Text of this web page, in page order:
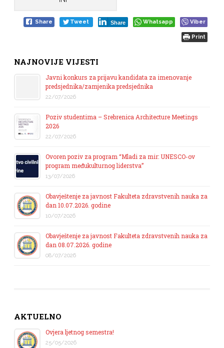
Share Tweet Share Whatsapp Viber
Print
NAJNOVIJE VIJESTI
Javni konkurs za prijavu kandidata za imenovanje
predsjednika/zamjenika predsjednika
22/07/2026
Poziv studentima – Srebrenica Architecture Meetings
2026
22/07/2026
Ovoren poziv za program “Mladi za mir: UNESCO-ov
program međukulturnog liderstva”
13/07/2026
Obavještenje za javnost Fakulteta zdravstvenih nauka za
dan 10.07.2026. godine
10/07/2026
Obavještenje za javnost Fakulteta zdravstvenih nauka za
dan 08.07.2026. godine
08/07/2026
AKTUELNO
Ovjera ljetnog semestra!
25/05/2026